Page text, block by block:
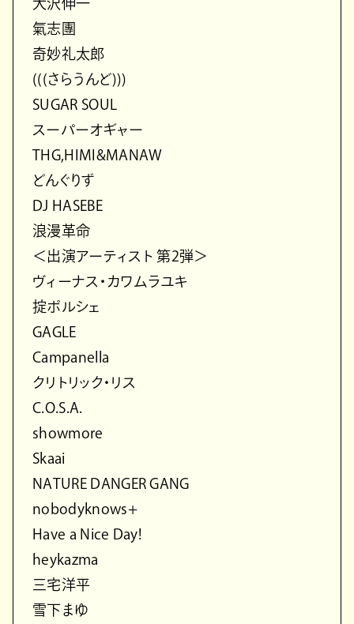
大沢伸一
氣志團
奇妙礼太郎
(((さらうんど)))
SUGAR SOUL
スーパーオギャー
THG,HIMI&MANAW
どんぐりず
DJ HASEBE
浪漫革命
＜出演アーティスト 第2弾＞
ヴィーナス・カワムラユキ
掟ポルシェ
GAGLE
Campanella
クリトリック・リス
C.O.S.A.
showmore
Skaai
NATURE DANGER GANG
nobodyknows+
Have a Nice Day!
heykazma
三宅洋平
雪下まゆ